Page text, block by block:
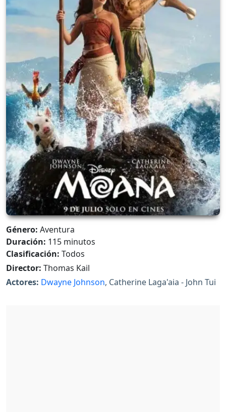
Género: Aventura
Duración: 115 minutos
Clasificación: Todos
Director: Thomas Kail
Actores: Dwayne Johnson, Catherine Laga'aia - John Tui